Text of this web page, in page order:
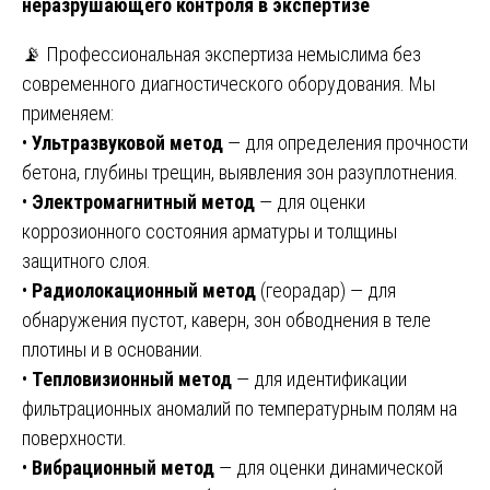
неразрушающего контроля в экспертизе
📡 Профессиональная экспертиза немыслима без
современного диагностического оборудования. Мы
применяем:
• Ультразвуковой метод — для определения прочности
бетона, глубины трещин, выявления зон разуплотнения.
• Электромагнитный метод — для оценки
коррозионного состояния арматуры и толщины
защитного слоя.
• Радиолокационный метод (георадар) — для
обнаружения пустот, каверн, зон обводнения в теле
плотины и в основании.
• Тепловизионный метод — для идентификации
фильтрационных аномалий по температурным полям на
поверхности.
• Вибрационный метод — для оценки динамической